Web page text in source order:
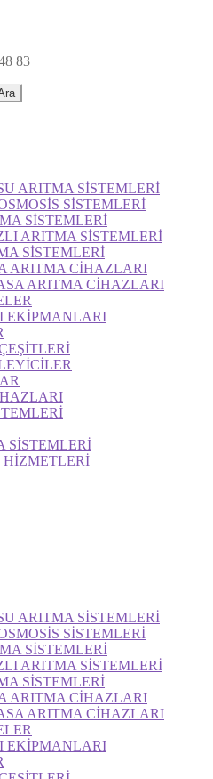
83
ARITMA SİSTEMLERİ
SİSTEMLERİ
SİSTEMLERİ
ARITMA SİSTEMLERİ
SİSTEMLERİ
ARITMA CİHAZLARI
ARITMA CİHAZLARI
EKİPMANLARI
SİSTEMLERİ
HİZMETLERİ
ARITMA SİSTEMLERİ
SİSTEMLERİ
SİSTEMLERİ
ARITMA SİSTEMLERİ
SİSTEMLERİ
ARITMA CİHAZLARI
ARITMA CİHAZLARI
EKİPMANLARI